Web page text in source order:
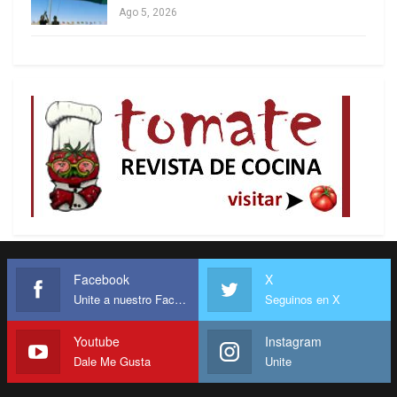
como un gesto humanitario. Por favor, ¿quién
negocia lo que se ofrece como caridad?
ecológicos. Todo esto ha resultado de las
acciones de entidades que han visto al continente
como una zona de sacrificio. Si bien el mundo ha
llegado a la conclusión de que debe haber un
cambio urgente de la dependencia de los
combustibles fósiles, estamos viendo inversiones
en el continente.
Y debemos decir que esta inversión viene con
infraestructura relacionada para la exportación de
estos recursos fuera del continente en un patrón
colonial burdo. Solo el 1 por ciento de la fuerza
Ago 5, 2026
Facebook
Unite a nuestro Facebook
X
Seguinos en X
Youtube
Dale Me Gusta
Instagram
Unite